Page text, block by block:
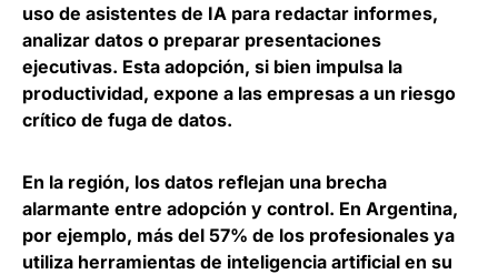
uso de asistentes de IA para redactar informes,
analizar datos o preparar presentaciones
ejecutivas. Esta adopción, si bien impulsa la
productividad, expone a las empresas a un riesgo
crítico de fuga de datos.
En la región, los datos reflejan una brecha
alarmante entre adopción y control. En Argentina,
por ejemplo, más del 57% de los profesionales ya
utiliza herramientas de inteligencia artificial en su